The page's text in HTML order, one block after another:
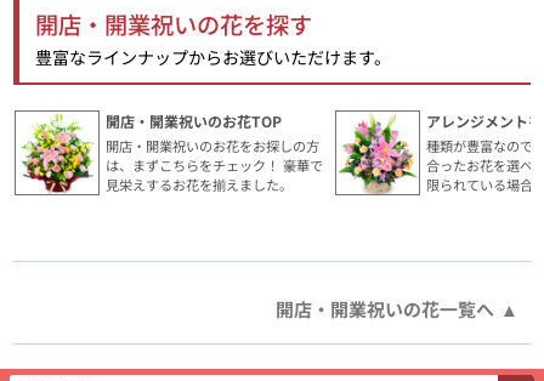
開店・開業祝いの花を探す
豊富なラインナップからお選びいただけます。
開店・開業祝いのお花TOP
開店・開業祝いのお花をお探しの方
は、まずこちらをチェック！ 豪華で
見栄えするお花を揃えました。
アレンジメント
種類が豊富なので
合ったお花を選べ
限られている場合
開店・開業祝いの花一覧へ